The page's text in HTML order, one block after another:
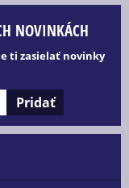
NOVINKÁCH
ti zasielať novinky